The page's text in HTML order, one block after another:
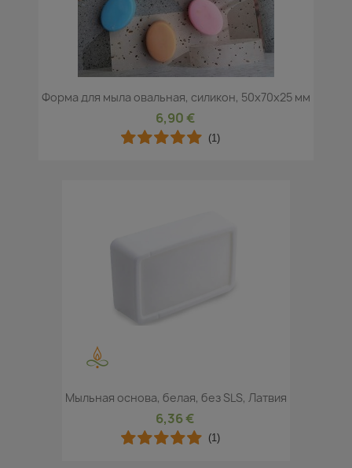
Форма для мыла овальная, силикон, 50x70x25 мм
6,90 €
(1)
Мыльная основа, белая, без SLS, Латвия
6,36 €
(1)